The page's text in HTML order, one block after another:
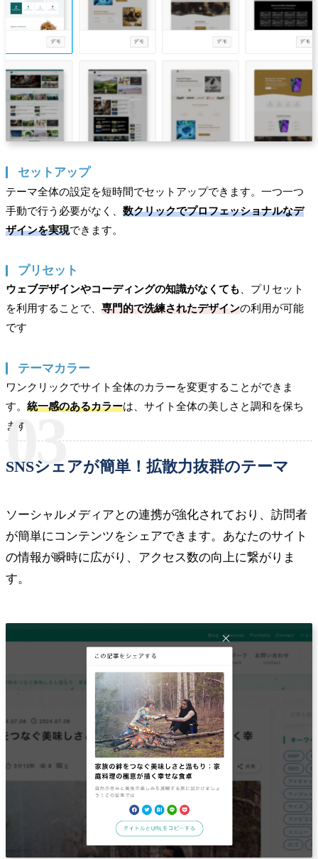
セットアップ
テーマ全体の設定を短時間でセットアップできます。一つ一つ
手動で行う必要がなく、 数クリックでプロフェッショナルなデ
ザインを実現できます。
プリセット
ウェブデザインやコーディングの知識がなくても、プリセット
を利用することで、 専門的で洗練されたデザインの利用が可能
です
テーマカラー
ワンクリックでサイト全体のカラーを変更することができま
す。 統一感のあるカラーは、サイト全体の美しさと調和を保ち
ます。
03
SNSシェアが簡単！拡散力抜群のテーマ
ソーシャルメディアとの連携が強化されており、訪問者
が簡単にコンテンツをシェアできます。あなたのサイト
の情報が瞬時に広がり、アクセス数の向上に繋がりま
す。